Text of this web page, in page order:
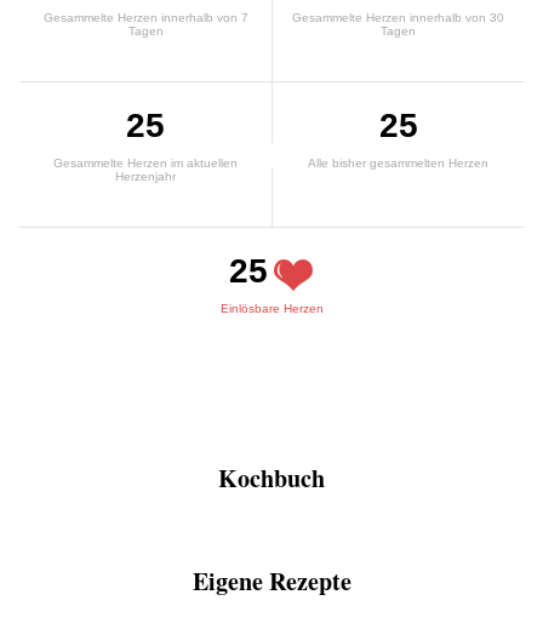
Gesammelte Herzen innerhalb von 7
Tagen
Gesammelte Herzen innerhalb von 30
Tagen
25
Gesammelte Herzen im aktuellen
Herzenjahr
25
Alle bisher gesammelten Herzen
25
Einlösbare Herzen
Kochbuch
Eigene Rezepte